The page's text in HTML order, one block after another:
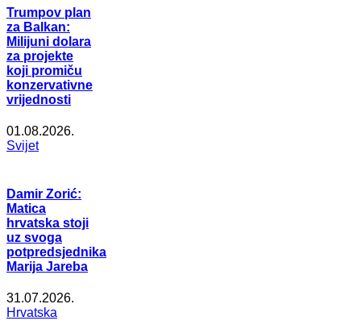
Trumpov plan
za Balkan:
Milijuni dolara
za projekte
koji promiču
konzervativne
vrijednosti
01.08.2026.
Svijet
Damir Zorić:
Matica
hrvatska stoji
uz svoga
potpredsjednika
Marija Jareba
31.07.2026.
Hrvatska